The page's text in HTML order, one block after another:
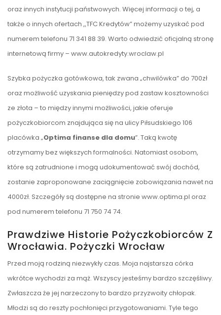
oraz innych instytucji państwowych. Więcej informacji o tej, a
także o innych ofertach ,,TFC Kredytów” możemy uzyskać pod
numerem telefonu 71 341 88 39. Warto odwiedzić oficjalną stronę
internetową firmy – www.autokredyty.wroclaw.pl
Szybka pożyczka gotówkowa, tak zwana „chwilówka” do 700zł
oraz możliwość uzyskania pieniędzy pod zastaw kosztowności
ze złota – to między innymi możliwości, jakie oferuje
pożyczkobiorcom znajdująca się na ulicy Piłsudskiego 106
placówka „Optima finanse dla domu”. Taką kwotę
otrzymamy bez większych formalności. Natomiast osobom,
które są zatrudnione i mogą udokumentować swój dochód,
zostanie zaproponowane zaciągnięcie zobowiązania nawet na
4000zł. Szczegóły są dostępne na stronie www.optima.pl oraz
pod numerem telefonu 71 750 74 74.
Prawdziwe Historie Pożyczkobiorców Z
Wrocławia. Pożyczki Wrocław
Przed moją rodziną niezwykły czas. Moja najstarsza córka
wkrótce wychodzi za mąż. Wszyscy jesteśmy bardzo szczęśliwy.
Zwłaszcza że jej narzeczony to bardzo przyzwoity chłopak.
Młodzi są do reszty pochłonięci przygotowaniami. Tyle tego